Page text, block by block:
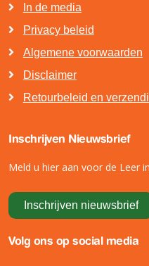
In de media
Privacy beleid
Algemene voorwaarden
Disclaimer
Retourbeleid en
Inschrijven Nieuwsbrief
Meld u hier aan voor de Leer
Inschrijven nieuwsbrief
Volg ons op social media